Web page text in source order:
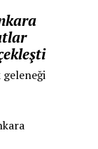
geleneği